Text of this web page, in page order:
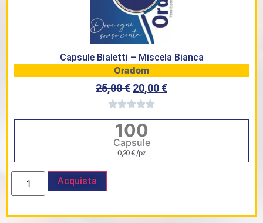
Capsule Bialetti – Miscela Bianca
Oradom
25,00€ 20,00 €
100
Capsule
0,20€/ pz
Acquista